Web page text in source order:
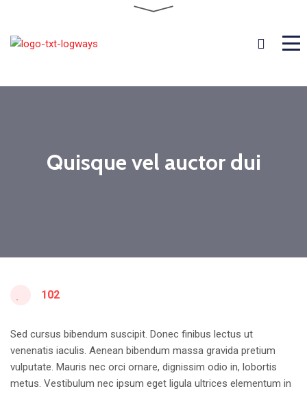
Quisque vel auctor dui
102
Sed cursus bibendum suscipit. Donec finibus lectus ut
venenatis iaculis. Aenean bibendum massa gravida pretium
vulputate. Mauris nec orci ornare, dignissim odio in, lobortis
metus. Vestibulum nec ipsum eget ligula ultrices elementum in